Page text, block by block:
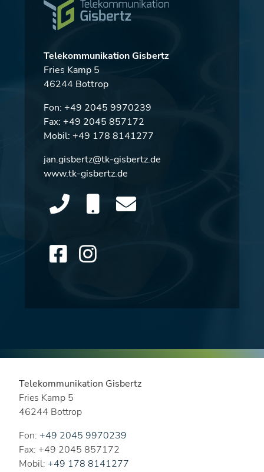
Telekommunikation Gisbertz
Fries Kamp 5
46244 Bottrop
Fon: +49 2045 9970239
Fax: +49 2045 857172
Mobil: +49 178 8141277
jan.gisbertz@tk-gisbertz.de
www.tk-gisbertz.de
Telekommunikation Gisbertz
Fries Kamp 5
46244 Bottrop
Fon: +49 2045 9970239
Fax: +49 2045 857172
Mobil: +49 178 8141277